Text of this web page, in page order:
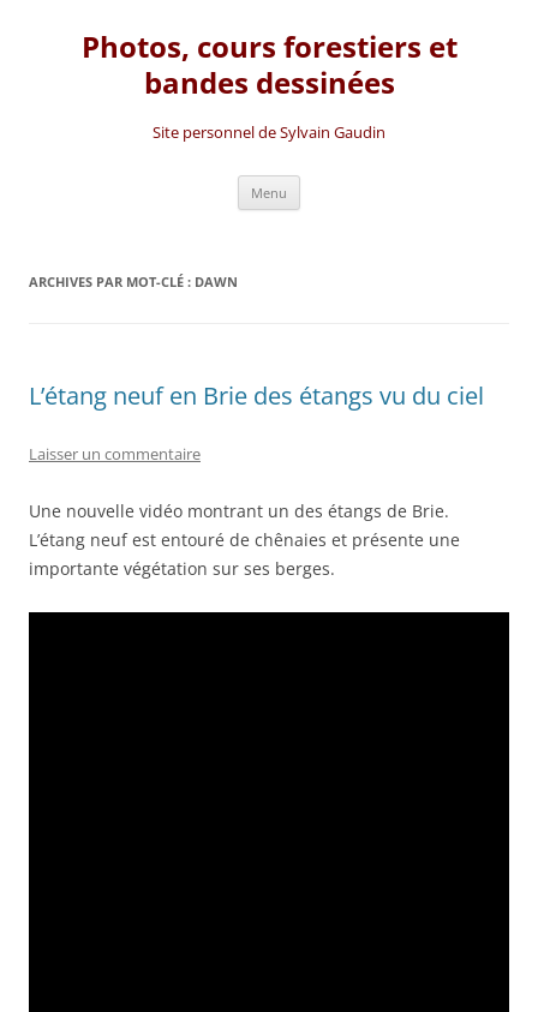
Photos, cours forestiers et
bandes dessinées
Site personnel de Sylvain Gaudin
Menu
ARCHIVES PAR MOT-CLÉ : DAWN
L’étang neuf en Brie des étangs vu du ciel
Laisser un commentaire
Une nouvelle vidéo montrant un des étangs de Brie.
L’étang neuf est entouré de chênaies et présente une
importante végétation sur ses berges.